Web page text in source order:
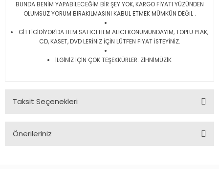
BUNDA BENİM YAPABİLECEĞİM BİR ŞEY YOK, KARGO FİYATI YÜZÜNDEN
OLUMSUZ YORUM BIRAKILMASINI KABUL ETMEK MÜMKÜN DEĞİL .
GİTTİGİDİYOR'DA HEM SATICI HEM ALICI KONUMUNDAYIM, TOPLU PLAK,
CD, KASET, DVD LERİNİZ İÇİN LÜTFEN FİYAT İSTEYİNİZ.
İLGİNİZ İÇİN ÇOK TEŞEKKÜRLER. ZİHNİMÜZİK
Taksit Seçenekleri
Önerileriniz